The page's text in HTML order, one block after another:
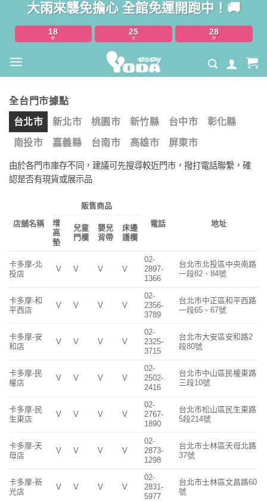
大雨來襲免擔心 全館免運開跑中！🚚
18
時
25
分
28
秒
全台門市據點
台北市 新北市 桃園市 新竹縣 台中市 彰化縣
南投市 嘉義縣 台南市 高雄市 屏東市
由於各門市庫存不同，建議可先搜尋較近門市，撥打電話聯繫，確
認是否有現貨或展示品
店舖名稱
販售商品
電話
地址
增
高
墊
兒童
門欄
嬰兒
背帶
床邊
護欄
卡多摩-北
投店
V V V V
02-
2897-
1366
台北市北投區中央南路
一段82、84號
卡多摩-和
平西店
V V V V
02-
2356-
3789
台北市中正區和平西路
一段65、67號
卡多摩-安
和店
V V V V
02-
2325-
3715
台北市大安區安和路2
段80號
卡多摩-民
權店
V V V V
02-
2502-
2416
台北市中山區民權東路
三段10號
卡多摩-民
生東店
V V V V
02-
2767-
1890
台北市松山區民生東路
5段214號
卡多摩-天
母店
V V V V
02-
2873-
1298
台北市士林區天母北路
37號
卡多摩-新
光店
V V V V
02-
2831-
5977
台北市士林區文昌路60
號